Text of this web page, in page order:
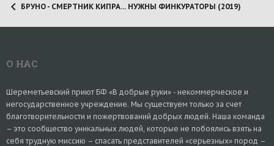
БРУНО - СМЕРТНИК КИПРА... НУЖНЫ ФИНКУРАТОРЫ (2019)
О НАС
Шереметьевский приют БФ «В добрые руки» - некоммерческое и
негосударственное учреждение. Мы существуем только за счет
благотворительности и пожертвований добрых людей. Наша команда
– это сообщество уникальных людей, которые не побоялись взять на
себя трудную миссию – спасать представителей «серьезных» пород –